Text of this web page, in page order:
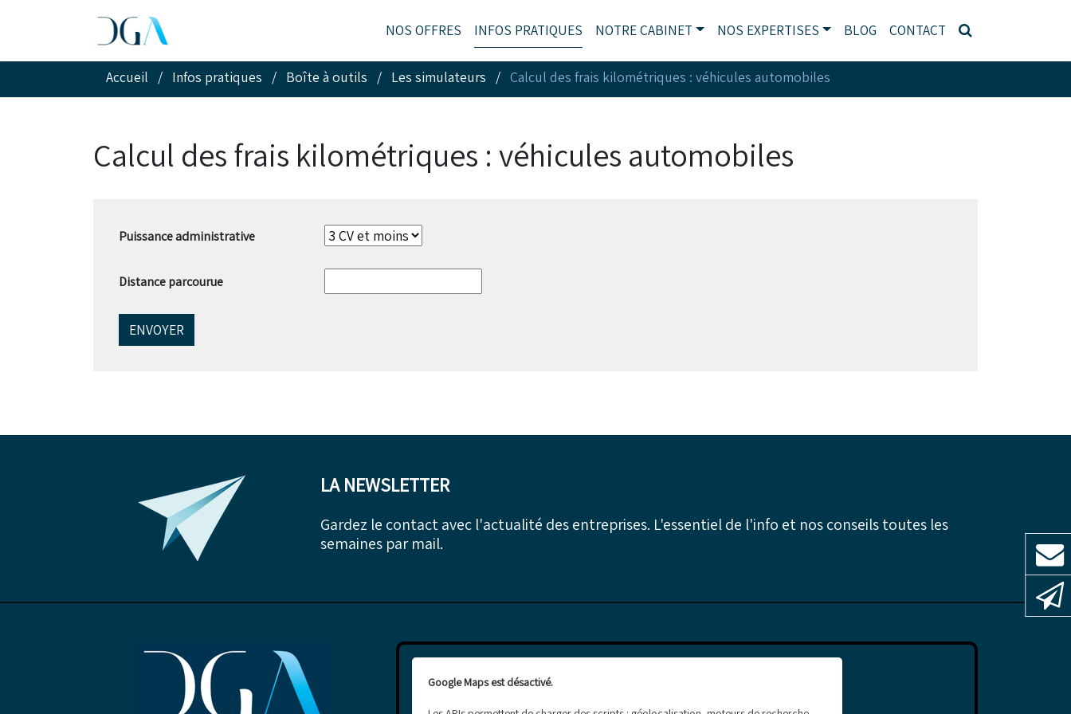
NOS OFFRES INFOS PRATIQUES NOTRE CABINET NOS EXPERTISES BLOG CONTACT
Accueil / Infos pratiques / Boîte à outils / Les simulateurs / Calcul des frais kilométriques : véhicules automobiles
Calcul des frais kilométriques : véhicules automobiles
Puissance administrative
Distance parcourue
ENVOYER
LA NEWSLETTER
Gardez le contact avec l'actualité des entreprises. L'essentiel de l'info et nos conseils toutes les
semaines par mail.
Google Maps est désactivé.